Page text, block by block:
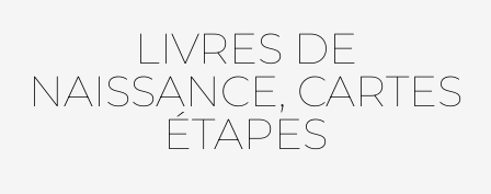
LIVRES DE
NAISSANCE, CARTES
ÉTAPES